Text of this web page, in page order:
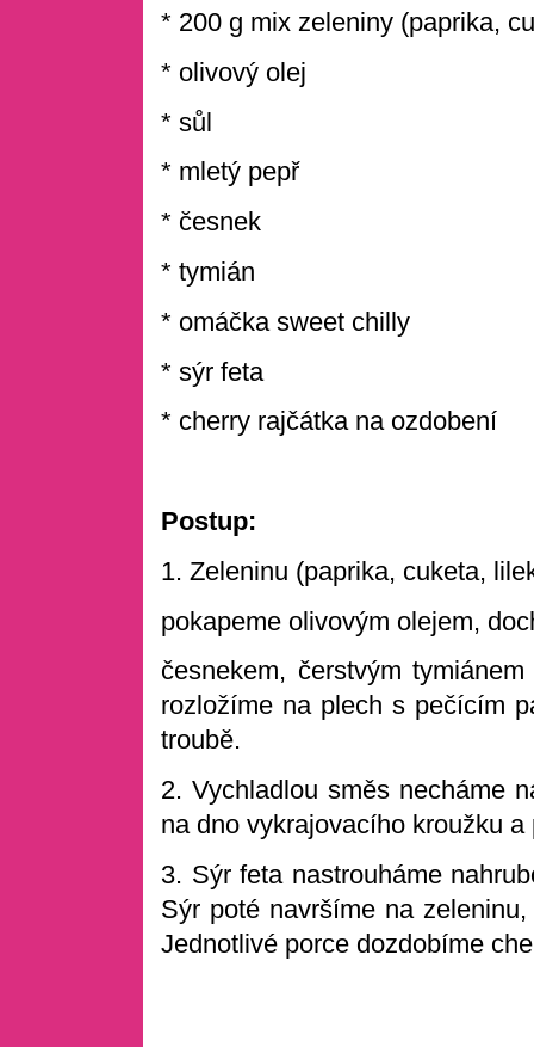
* 200 g mix zeleniny (paprika,
* olivový olej
* sůl
* mletý pepř
* česnek
* tymián
* omáčka sweet chilly
* sýr feta
* cherry rajčátka na ozdobení
Postup:
1. Zeleninu (paprika, cuketa,
pokapeme olivovým olejem,
česnekem, čerstvým
rozložíme na plech s pečícím
troubě.
2. Vychladlou směs necháme
na dno vykrajovacího kroužku
3. Sýr feta nastrouháme
Sýr poté navršíme na
Jednotlivé porce dozdobíme